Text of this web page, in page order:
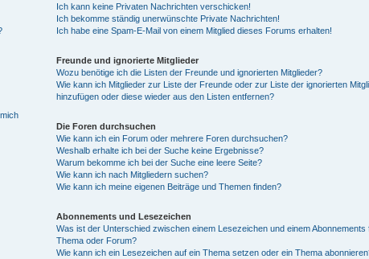
Ich kann keine Privaten Nachrichten verschicken!
Ich bekomme ständig unerwünschte Private Nachrichten!
Ich habe eine Spam-E-Mail von einem Mitglied dieses Forums erhalten!
Freunde und ignorierte Mitglieder
Wozu benötige ich die Listen der Freunde und ignorierten Mitglieder?
Wie kann ich Mitglieder zur Liste der Freunde oder zur Liste der ignorierten
hinzufügen oder diese wieder aus den Listen entfernen?
Die Foren durchsuchen
Wie kann ich ein Forum oder mehrere Foren durchsuchen?
Weshalb erhalte ich bei der Suche keine Ergebnisse?
Warum bekomme ich bei der Suche eine leere Seite?
Wie kann ich nach Mitgliedern suchen?
Wie kann ich meine eigenen Beiträge und Themen finden?
Abonnements und Lesezeichen
Was ist der Unterschied zwischen einem Lesezeichen und einem Abonnements
Thema oder Forum?
Wie kann ich ein Lesezeichen auf ein Thema setzen oder ein Thema